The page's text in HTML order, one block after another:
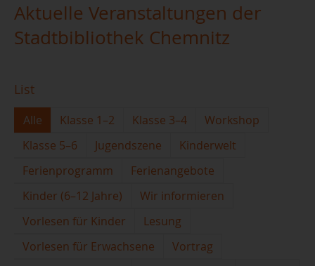
Aktuelle Veranstaltungen der
Stadtbibliothek Chemnitz
List
Alle Klasse 1–2 Klasse 3–4
Workshop
Klasse 5–6
Jugendszene
Kinderwelt
Ferienprogramm
Ferienangebote
Kinder (6–12 Jahre)
Wir informieren
Vorlesen für Kinder
Lesung
Vorlesen für Erwachsene
Vortrag